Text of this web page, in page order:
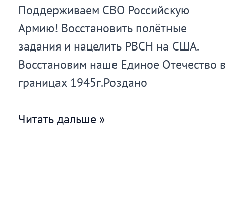
Поддерживаем СВО Российскую
Армию! Восстановить полётные
задания и нацелить РВСН на США.
Восстановим наше Единое Отечество в
границах 1945г.Роздано
Пикеты,
Читать дальше »